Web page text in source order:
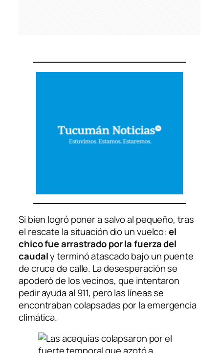
Si bien logró poner a salvo al pequeño, tras
el rescate la situación dio un vuelco:el
chico fue arrastrado por la fuerza del
caudaly terminó atascado bajo un puente
de cruce de calle. La desesperación se
apoderó de los vecinos, que intentaron
pedir ayuda al 911, pero las líneas se
encontraban colapsadas por la emergencia
climática.